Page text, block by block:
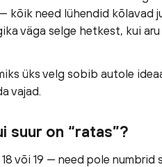
kõik need lühendid kõlavad
väga selge hetkest, kui
üks velg sobib autole
vajad.
suur on “ratas”?
või 19 — need pole